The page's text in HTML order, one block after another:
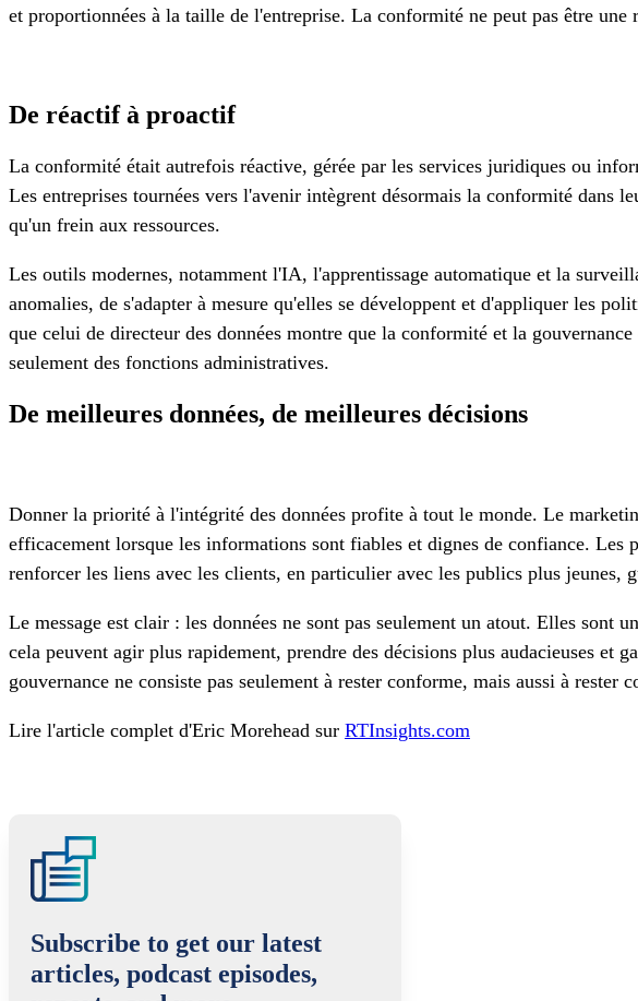
et proportionnées à la taille de l'entreprise. La conformité ne peut pas être
De réactif à proactif
La conformité était autrefois réactive, gérée par les services juridiques ou
Les entreprises tournées vers l'avenir intègrent désormais la conformité dans
qu'un frein aux ressources.
Les outils modernes, notamment l'IA, l'apprentissage automatique et la
anomalies, de s'adapter à mesure qu'elles se développent et d'appliquer les
que celui de directeur des données montre que la conformité et la
seulement des fonctions administratives.
De meilleures données, de meilleures décisions
Donner la priorité à l'intégrité des données profite à tout le monde. Le
efficacement lorsque les informations sont fiables et dignes de confiance. Les
renforcer les liens avec les clients, en particulier avec les publics plus jeunes,
Le message est clair : les données ne sont pas seulement un atout. Elles sont
cela peuvent agir plus rapidement, prendre des décisions plus audacieuses et
gouvernance ne consiste pas seulement à rester conforme, mais aussi à rester
Lire l'article complet d'Eric Morehead sur RTInsights.com
Subscribe to get our latest
articles, podcast episodes,